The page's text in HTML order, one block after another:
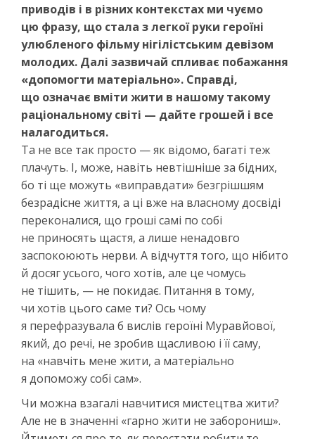
приводів і в різних контекстах ми чуємо
цю фразу, що стала з легкої руки героїні
улюбленого фільму нігілістським девізом
молодих. Далі зазвичай спливає побажання
«допомогти матеріально». Справді,
що означає вміти жити в нашому такому
раціональному світі — дайте грошей і все
налагодиться.
Та не все так просто — як відомо, багаті теж
плачуть. І, може, навіть невтішніше за бідних,
бо ті ще можуть «виправдати» безгрішшям
безрадісне життя, а ці вже на власному досвіді
переконалися, що гроші самі по собі
не приносять щастя, а лише ненадовго
заспокоюють нерви. А відчуття того, що нібито
й досяг усього, чого хотів, але це чомусь
не тішить, — не покидає. Питання в тому,
чи хотів цього саме ти? Ось чому
я перефразувала б вислів героїні Муравйової,
який, до речі, не зробив щасливою і її саму,
на «навчіть мене жити, а матеріально
я допоможу собі сам».
Чи можна взагалі навчитися мистецтва жити?
Але не в значенні «гарно жити не заборониш».